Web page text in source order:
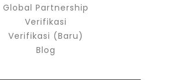
Global Partnership
Verifikasi
Verifikasi (Baru)
Blog